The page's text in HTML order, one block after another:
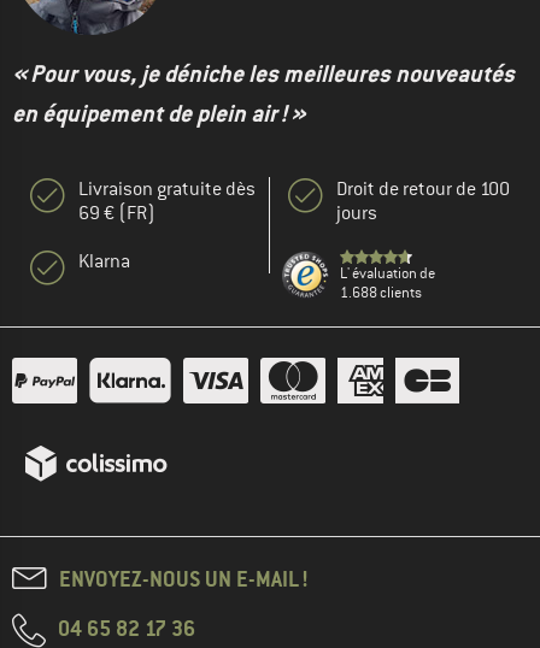
« Pour vous, je déniche les meilleures nouveautés
en équipement de plein air ! »
Livraison gratuite dès
69 € (FR)
Klarna
Droit de retour de 100
jours
L' évaluation de
1.688 clients
ENVOYEZ-NOUS UN E-MAIL !
04 65 82 17 36